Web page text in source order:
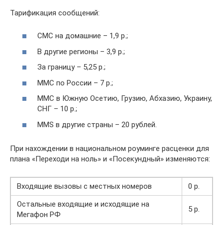
Тарификация сообщений:
СМС на домашние – 1,9 р.;
В другие регионы – 3,9 р.;
За границу – 5,25 р.;
ММС по России – 7 р.;
ММС в Южную Осетию, Грузию, Абхазию, Украину,
СНГ – 10 р.;
MMS в другие страны – 20 рублей.
При нахождении в национальном роуминге расценки для
плана «Переходи на ноль» и «Посекундный» изменяются:
Входящие вызовы с местных номеров
0 р.
Остальные входящие и исходящие на
Мегафон РФ
5 р.